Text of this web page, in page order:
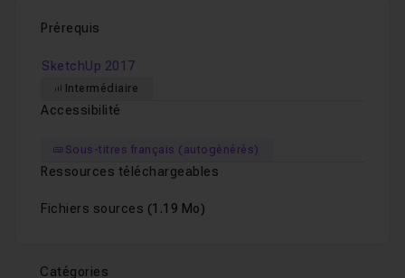
Prérequis
SketchUp 2017
Intermédiaire
Accessibilité
Sous-titres français (autogénérés)
Ressources téléchargeables
Fichiers sources (1.19 Mo)
Catégories